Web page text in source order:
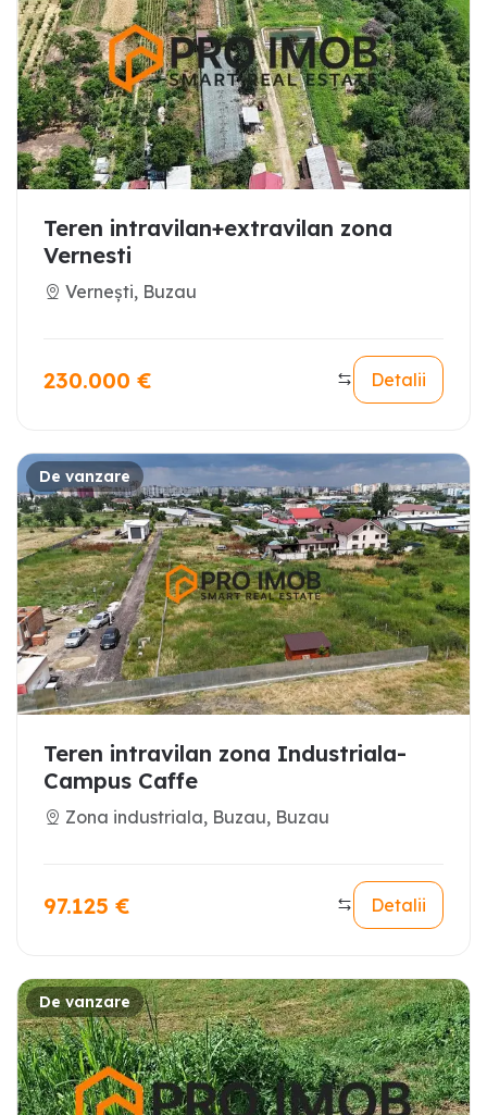
Teren intravilan+extravilan zona
Vernesti
Vernești, Buzau
230.000 € Detalii
De vanzare
Teren intravilan zona Industriala-
Campus Caffe
Zona industriala, Buzau, Buzau
97.125 € Detalii
De vanzare